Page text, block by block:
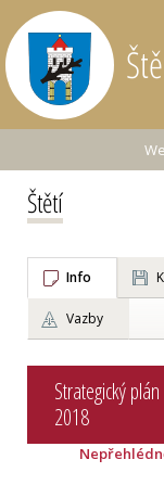
Štětí
Info
Vazby
Strategický
2018